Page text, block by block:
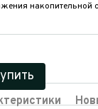
накопительной